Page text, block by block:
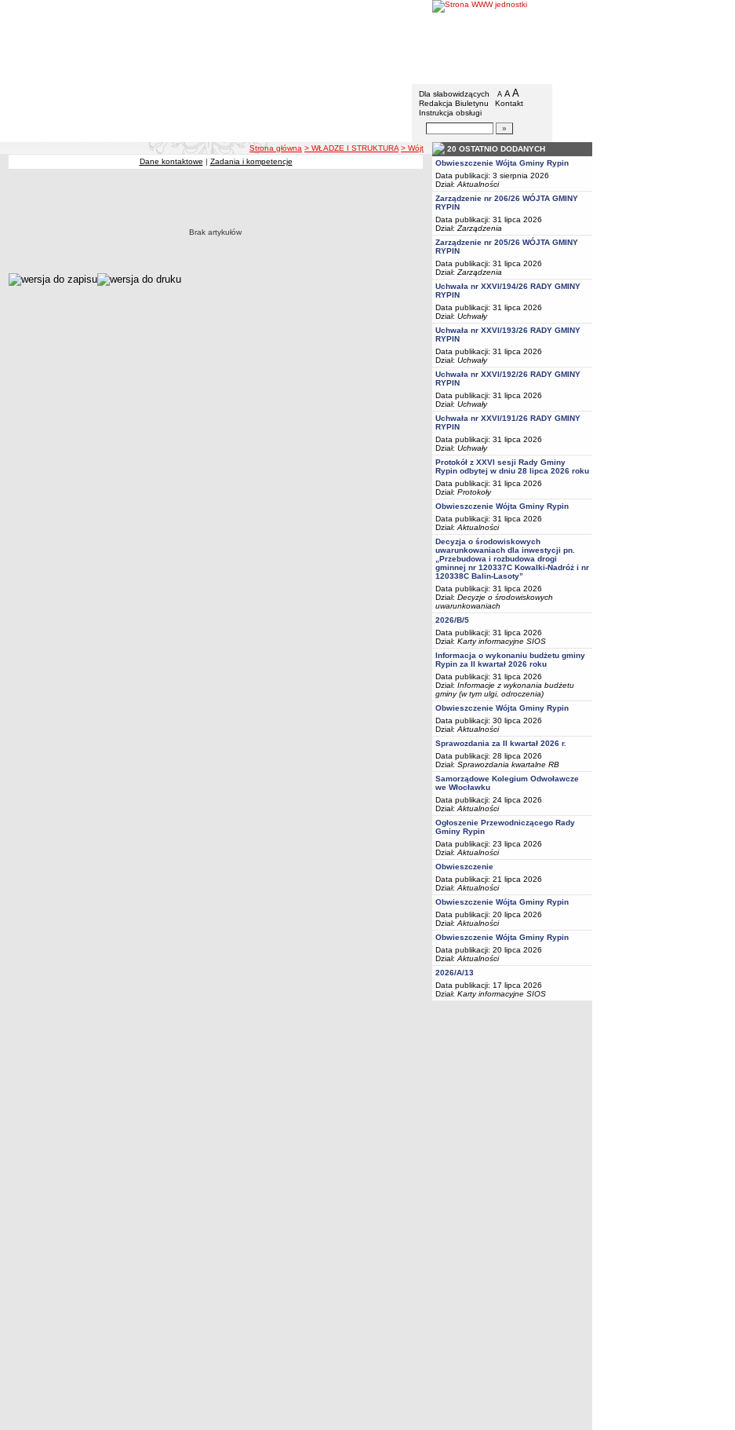
Gmina Rypin
Menu dodatkowe
Dla słabowidzących A pomniejsz czcionkę
A standardowy rozmiar czcionki
A
Redakcja Biuletynu
Kontakt
Instrukcja obsługi
Wyszukiwarka artykułów
ścieżka nawigacji
Strona główna > WŁADZE I STRUKTURA > Wójt
Dane kontaktowe | Zadania i kompetencje
Brak artykułów
metryczka
20 OSTATNIO DODANYCH
Obwieszczenie Wójta Gminy Rypin
Data publikacji: 3 sierpnia 2026
Dział: Aktualności
Zarządzenie nr 206/26 WÓJTA GMINY
RYPIN
Data publikacji: 31 lipca 2026
Dział: Zarządzenia
Zarządzenie nr 205/26 WÓJTA GMINY
RYPIN
Data publikacji: 31 lipca 2026
Dział: Zarządzenia
Uchwała nr XXVI/194/26 RADY GMINY
RYPIN
Data publikacji: 31 lipca 2026
Dział: Uchwały
Uchwała nr XXVI/193/26 RADY GMINY
RYPIN
Data publikacji: 31 lipca 2026
Dział: Uchwały
Uchwała nr XXVI/192/26 RADY GMINY
RYPIN
Data publikacji: 31 lipca 2026
Dział: Uchwały
Uchwała nr XXVI/191/26 RADY GMINY
RYPIN
Data publikacji: 31 lipca 2026
Dział: Uchwały
Protokół z XXVI sesji Rady Gminy
Rypin odbytej w dniu 28 lipca 2026 roku
Data publikacji: 31 lipca 2026
Dział: Protokoły
Obwieszczenie Wójta Gminy Rypin
Data publikacji: 31 lipca 2026
Dział: Aktualności
Decyzja o środowiskowych
uwarunkowaniach dla inwestycji pn.
„Przebudowa i rozbudowa drogi
gminnej nr 120337C Kowalki-Nadróż i nr
120338C Balin-Lasoty”
Data publikacji: 31 lipca 2026
Dział: Decyzje o środowiskowych
uwarunkowaniach
2026/B/5
Data publikacji: 31 lipca 2026
Dział: Karty informacyjne SIOS
Informacja o wykonaniu budżetu gminy
Rypin za II kwartał 2026 roku
Data publikacji: 31 lipca 2026
Dział: Informacje z wykonania budżetu
gminy (w tym ulgi, odroczenia)
Obwieszczenie Wójta Gminy Rypin
Data publikacji: 30 lipca 2026
Dział: Aktualności
Sprawozdania za II kwartał 2026 r.
Data publikacji: 28 lipca 2026
Dział: Sprawozdania kwartalne RB
Samorządowe Kolegium Odwoławcze
we Włocławku
Data publikacji: 24 lipca 2026
Dział: Aktualności
Ogłoszenie Przewodniczącego Rady
Gminy Rypin
Data publikacji: 23 lipca 2026
Dział: Aktualności
Obwieszczenie
Data publikacji: 21 lipca 2026
Dział: Aktualności
Obwieszczenie Wójta Gminy Rypin
Data publikacji: 20 lipca 2026
Dział: Aktualności
Obwieszczenie Wójta Gminy Rypin
Data publikacji: 20 lipca 2026
Dział: Aktualności
2026/A/13
Data publikacji: 17 lipca 2026
Dział: Karty informacyjne SIOS